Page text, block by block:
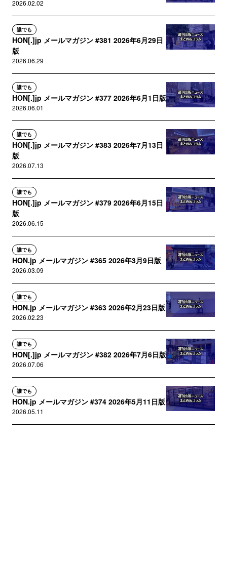
2026.02.02
誰でも
HON[.]jp メールマガジン #381 2026年6月29日
版
2026.06.29
誰でも
HON[.]jp メールマガジン #377 2026年6月1日版
2026.06.01
誰でも
HON[.]jp メールマガジン #383 2026年7月13日
版
2026.07.13
誰でも
HON[.]jp メールマガジン #379 2026年6月15日
版
2026.06.15
誰でも
HON.jp メールマガジン #365 2026年3月9日版
2026.03.09
誰でも
HON.jp メールマガジン #363 2026年2月23日版
2026.02.23
誰でも
HON[.]jp メールマガジン #382 2026年7月6日版
2026.07.06
誰でも
HON.jp メールマガジン #374 2026年5月11日版
2026.05.11